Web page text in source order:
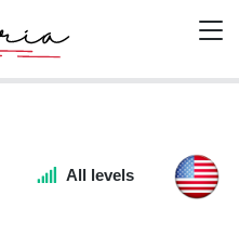
All levels